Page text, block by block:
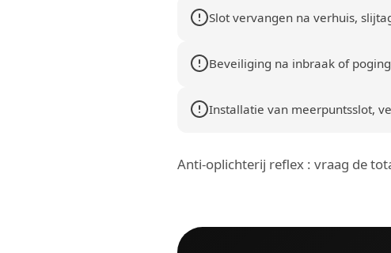
Slot vervangen na verhuis,
Beveiliging na inbraak of
Installatie van meerpuntsslot,
Anti-oplichterij reflex : vraag de